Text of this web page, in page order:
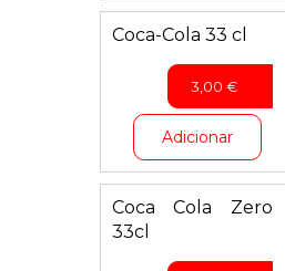
Coca-Cola 33 cl
3,00 €
Adicionar
Coca Cola Zero
33cl